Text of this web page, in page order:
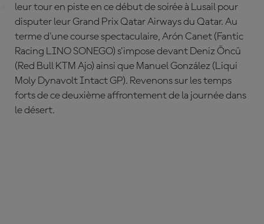
leur tour en piste en ce début de soirée à Lusail pour
disputer leur Grand Prix Qatar Airways du Qatar. Au
terme d'une course spectaculaire, Arón Canet (Fantic
Racing LINO SONEGO) s'impose devant Deniz Öncü
(Red Bull KTM Ajo) ainsi que Manuel González (Liqui
Moly Dynavolt Intact GP). Revenons sur les temps
forts de ce deuxième affrontement de la journée dans
le désert.